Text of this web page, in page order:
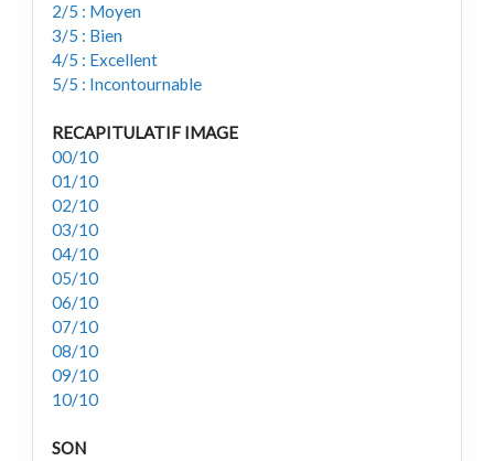
2/5 : Moyen
3/5 : Bien
4/5 : Excellent
5/5 : Incontournable
RECAPITULATIF IMAGE
00/10
01/10
02/10
03/10
04/10
05/10
06/10
07/10
08/10
09/10
10/10
SON